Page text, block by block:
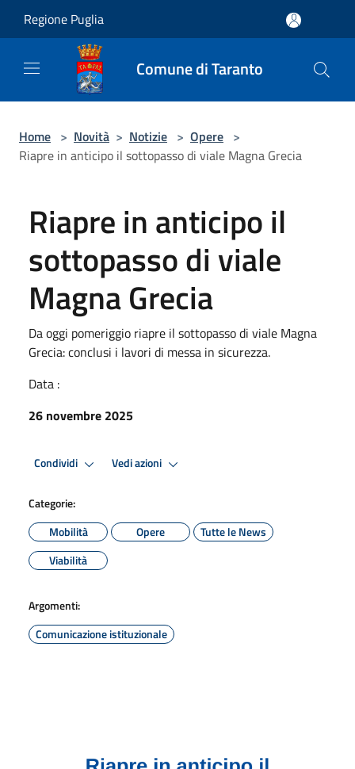
Regione Puglia
Comune di Taranto
Home > Novità > Notizie > Opere >
Riapre in anticipo il sottopasso di viale Magna Grecia
Riapre in anticipo il
sottopasso di viale
Magna Grecia
Da oggi pomeriggio riapre il sottopasso di viale Magna
Grecia: conclusi i lavori di messa in sicurezza.
Data :
26 novembre 2025
Condividi Vedi azioni
Categorie:
Mobilità
Opere
Tutte le News
Viabilità
Argomenti:
Comunicazione istituzionale